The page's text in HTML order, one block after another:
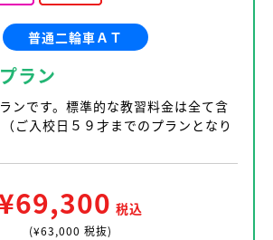
普通二輪車ＡＴ
ラン
ンです。標準的な教習料金は全て含
ご入校日５９才までのプランとなり
税込
(¥63,000 税抜)